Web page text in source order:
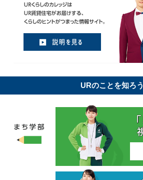
URのことを知ろう